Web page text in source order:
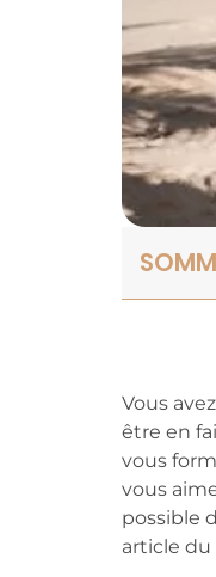
Vous
être en
vous
vous
possible
article du